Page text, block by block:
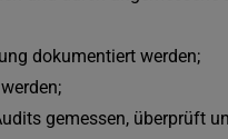
dokumentiert werden;
gemessen, überprüft